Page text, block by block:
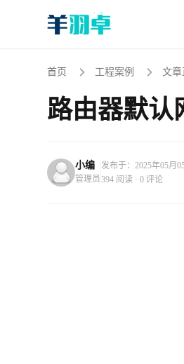
首页 工程案例 文章
路由器默认
小编
管理员
发布于：2025年05月
394 阅读 · 0 评论